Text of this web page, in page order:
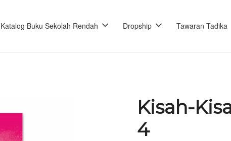
Katalog Buku Sekolah Rendah Dropship Tawaran Tadika
Kisah-
4